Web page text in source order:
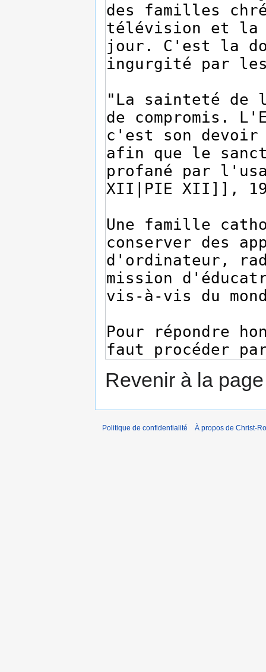
Revenir à la
Politique de confidentialité À propos de Christ-